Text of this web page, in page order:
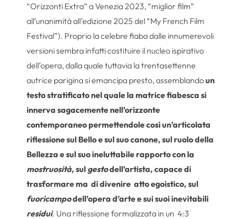
“Orizzonti Extra” a Venezia 2023, “miglior film”
all’unanimità all’edizione 2025 del “My French Film
Festival”). Proprio la celebre fiaba dalle innumerevoli
versioni sembra infatti costituire il nucleo ispirativo
dell’opera, dalla quale tuttavia la trentasettenne
autrice parigina si emancipa presto, assemblandoun
testo stratificato nel quale la matrice fiabesca si
innerva sagacemente nell’orizzonte
contemporaneo permettendole così un’articolata
riflessione sul Bello e sul suo canone, sul ruolo della
Bellezza e sul suo ineluttabile rapporto con la
mostruosità,sul gestodell’artista, capace di
trasformare ma di divenire atto egoistico, sul
fuoricampodell’opera d’arte e sui suoi inevitabili
residui. Una riflessione formalizzata in un 4:3